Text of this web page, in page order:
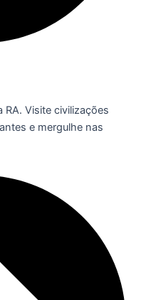
Visite civilizações
e mergulhe nas